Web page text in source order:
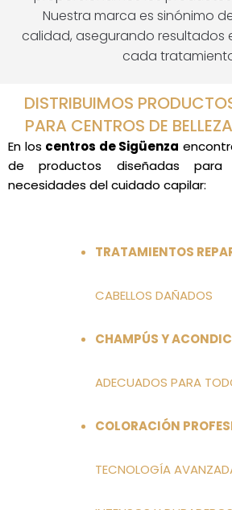
Nuestra marca es sinónimo
calidad, asegurando resultados
cada
DISTRIBUIMOS
PARA CENTROS DE
En los centros de Sigüenza
de productos diseñadas
necesidades del cuidado capilar:
TRATAMIENTOS
CABELLOS DAÑADOS
CHAMPÚS Y
ADECUADOS PARA
COLORACIÓN
TECNOLOGÍA